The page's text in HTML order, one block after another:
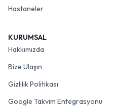
Hastaneler
KURUMSAL
Hakkımızda
Bize Ulaşın
Gizlilik Politikası
Google Takvim Entegrasyonu